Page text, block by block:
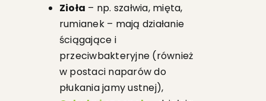
Zioła – np. szałwia, mięta,
rumianek – mają działanie
ściągające i
przeciwbakteryjne (również
w postaci naparów do
płukania jamy ustnej),